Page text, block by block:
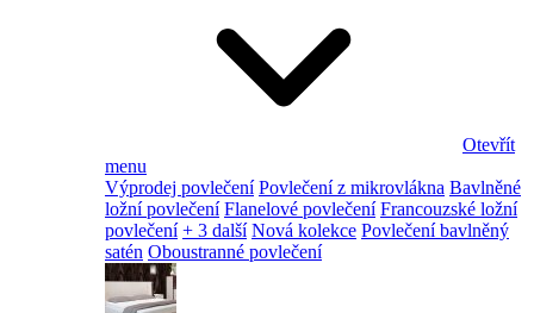
Otevřít
menu
Výprodej povlečení Povlečení z mikrovlákna Bavlněné
ložní povlečení Flanelové povlečení Francouzské ložní
povlečení + 3 další Nová kolekce Povlečení bavlněný
satén Oboustranné povlečení